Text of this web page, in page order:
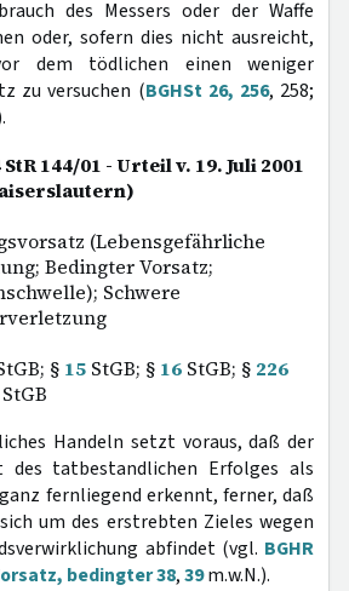
des Messers oder der Waffe
oder, sofern dies nicht ausreicht,
dem tödlichen einen weniger
zu versuchen (BGHSt 26, 256, 258;
StR 144/01 - Urteil v. 19. Juli 2001
(Lebensgefährliche
Bedingter Vorsatz;
Schwere
§ 15 StGB; § 16 StGB; § 226
Handeln setzt voraus, daß der
tatbestandlichen Erfolges als
fernliegend erkennt, ferner, daß
um des erstrebten Zieles wegen
abfindet (vgl. BGHR
bedingter 38,39m.w.N.).